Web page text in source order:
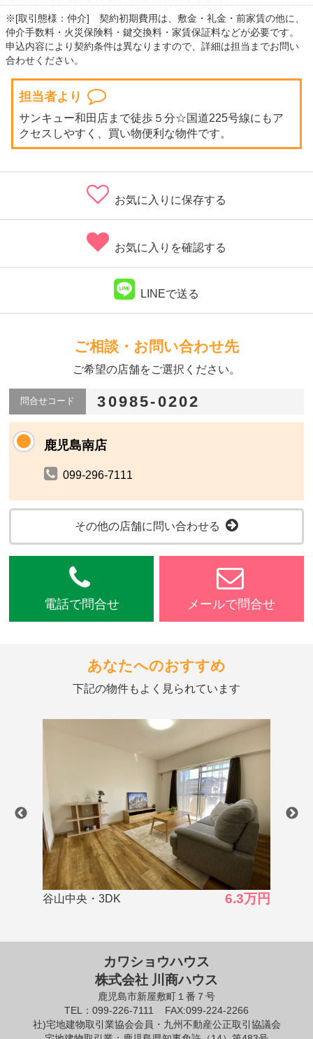
※[取引態様：仲介] 契約初期費用は、敷金・礼金・前家賃の他に、
仲介手数料・火災保険料・鍵交換料・家賃保証料などが必要です。
申込内容により契約条件は異なりますので、詳細は担当までお問い
合わせください。
担当者より
サンキュー和田店まで徒歩５分☆国道225号線にもア
クセスしやすく、買い物便利な物件です。
お気に入りに保存する
お気に入りを確認する
LINEで送る
ご相談・お問い合わせ先
ご希望の店舗をご選択ください。
問合せコード 30985-0202
鹿児島南店
099-296-7111
その他の店舗に問い合わせる
電話で問合せ メールで問合せ
あなたへのおすすめ
下記の物件もよく見られています
谷山中央・3DK 6.3万円
カワショウハウス
株式会社 川商ハウス
鹿児島市新屋敷町１番７号
TEL：099-226-7111
FAX:099-224-2266
社)宅地建物取引業協会会員・九州不動産公正取引協議会